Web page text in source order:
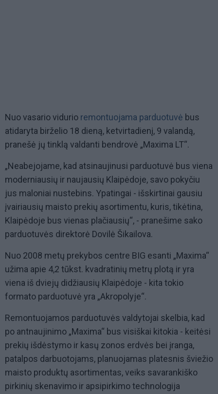
Nuo vasario vidurio remontuojama parduotuvė bus
atidaryta birželio 18 dieną, ketvirtadienį, 9 valandą,
pranešė jų tinklą valdanti bendrovė „Maxima LT“.
„Neabejojame, kad atsinaujinusi parduotuvė bus viena
moderniausių ir naujausių Klaipėdoje, savo pokyčiu
jus maloniai nustebins. Ypatingai - išskirtinai gausiu
įvairiausių maisto prekių asortimentu, kuris, tikėtina,
Klaipėdoje bus vienas plačiausių“, - pranešime sako
parduotuvės direktorė Dovilė Šikailova.
Nuo 2008 metų prekybos centre BIG esanti „Maxima“
užima apie 4,2 tūkst. kvadratinių metrų plotą ir yra
viena iš dviejų didžiausių Klaipėdoje - kita tokio
formato parduotuvė yra „Akropolyje“.
Remontuojamos parduotuvės valdytojai skelbia, kad
po antnaujinimo „Maxima“ bus visiškai kitokia - keitėsi
prekių išdėstymo ir kasų zonos erdvės bei įranga,
patalpos darbuotojams, planuojamas platesnis šviežio
maisto produktų asortimentas, veiks savarankiško
pirkinių skenavimo ir apsipirkimo technologija